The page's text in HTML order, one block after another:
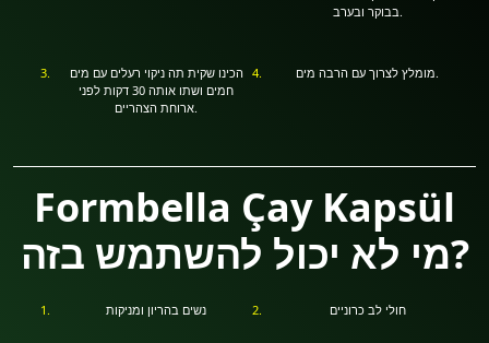
הכינו שקית תה ניקוי רעלים עם מים
חמים ושתו אותה 30 דקות לפני
ארוחת הצהריים.
מומלץ לצרוך עם הרבה מים.
Formbella Çay Kapsül
מי לא יכול להשתמש בזה?
נשים בהריון ומניקות חולי לב כרוניים